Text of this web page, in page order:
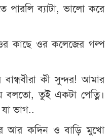
ব্যাটা, ভালো করে
কাছে ওর কলেজের গল্প
কী সুন্দর! আমার
তুই একটা পেত্নি।
ভাগ..
আর কদিন ও বাড়ি মুখো